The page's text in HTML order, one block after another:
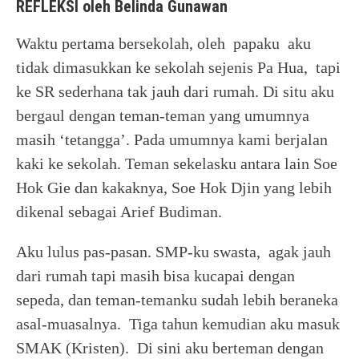
REFLEKSI oleh Belinda Gunawan
Waktu pertama bersekolah, oleh papaku aku
tidak dimasukkan ke sekolah sejenis Pa Hua, tapi
ke SR sederhana tak jauh dari rumah. Di situ aku
bergaul dengan teman-teman yang umumnya
masih ‘tetangga’. Pada umumnya kami berjalan
kaki ke sekolah. Teman sekelasku antara lain Soe
Hok Gie dan kakaknya, Soe Hok Djin yang lebih
dikenal sebagai Arief Budiman.
Aku lulus pas-pasan. SMP-ku swasta, agak jauh
dari rumah tapi masih bisa kucapai dengan
sepeda, dan teman-temanku sudah lebih beraneka
asal-muasalnya. Tiga tahun kemudian aku masuk
SMAK (Kristen). Di sini aku berteman dengan